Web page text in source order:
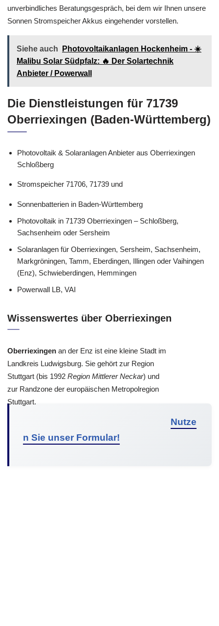
unverbindliches Beratungsgespräch, bei dem wir Ihnen unsere
Sonnen Stromspeicher Akkus eingehender vorstellen.
Siehe auch
Photovoltaikanlagen Hockenheim - ☀️
Malibu Solar Südpfalz: 🔥 Der Solartechnik
Anbieter / Powerwall
Die Dienstleistungen für 71739
Oberriexingen (Baden-Württemberg)
Photovoltaik & Solaranlagen Anbieter aus Oberriexingen
Schloßberg
Stromspeicher 71706, 71739 und
Sonnenbatterien in Baden-Württemberg
Photovoltaik in 71739 Oberriexingen – Schloßberg,
Sachsenheim oder Sersheim
Solaranlagen für Oberriexingen, Sersheim, Sachsenheim,
Markgröningen, Tamm, Eberdingen, Illingen oder Vaihingen
(Enz), Schwieberdingen, Hemmingen
Powerwall LB, VAI
Wissenswertes über Oberriexingen
Oberriexingen an der Enz ist eine kleine Stadt im
Landkreis Ludwigsburg. Sie gehört zur Region
Stuttgart (bis 1992 Region Mittlerer Neckar) und
zur Randzone der europäischen Metropolregion
Stuttgart.
Nutze
n Sie unser Formular!